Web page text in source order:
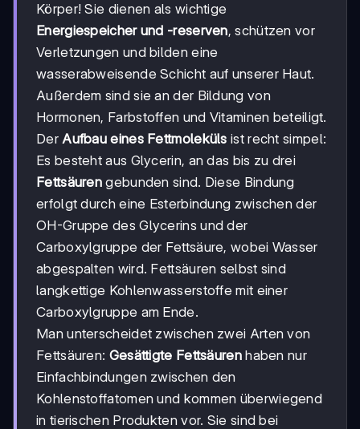
Körper! Sie dienen als wichtige
Energiespeicher und -reserven, schützen vor
Verletzungen und bilden eine
wasserabweisende Schicht auf unserer Haut.
Außerdem sind sie an der Bildung von
Hormonen, Farbstoffen und Vitaminen beteiligt.
DerAufbau eines Fettmoleküls ist recht simpel:
Es besteht aus Glycerin, an das bis zu drei
Fettsäuren gebunden sind. Diese Bindung
erfolgt durch eine Esterbindung zwischen der
OH-Gruppe des Glycerins und der
Carboxylgruppe der Fettsäure, wobei Wasser
abgespalten wird. Fettsäuren selbst sind
langkettige Kohlenwasserstoffe mit einer
Carboxylgruppe am Ende.
Man unterscheidet zwischen zwei Arten von
Fettsäuren: Gesättigte Fettsäurenhaben nur
Einfachbindungen zwischen den
Kohlenstoffatomen und kommen überwiegend
in tierischen Produkten vor. Sie sind bei